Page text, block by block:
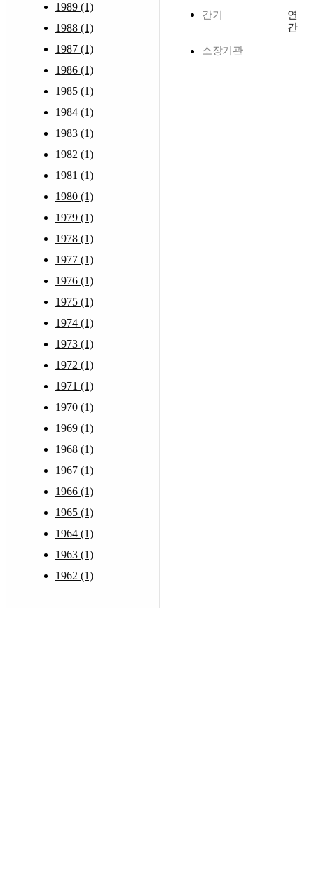
1989 (1)
1988 (1)
1987 (1)
1986 (1)
1985 (1)
1984 (1)
1983 (1)
1982 (1)
1981 (1)
1980 (1)
1979 (1)
1978 (1)
1977 (1)
1976 (1)
1975 (1)
1974 (1)
1973 (1)
1972 (1)
1971 (1)
1970 (1)
1969 (1)
1968 (1)
1967 (1)
1966 (1)
1965 (1)
1964 (1)
1963 (1)
1962 (1)
간기
연
간
소장기관